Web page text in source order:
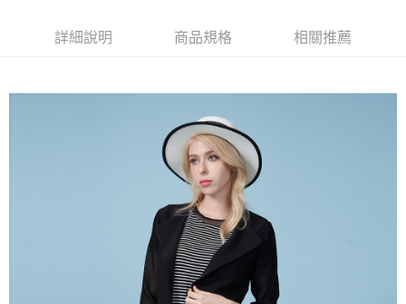
玉山商業銀行
星展（台灣）商業銀行
台新國際商業銀行
中國信託商業銀行
Google Pay
1.本服務由台灣大哥大提供，台灣大哥大用戶可立即使用無須另外申請。
2.付款方式選擇「大哥付你分期」，訂單成立後會自動跳轉到大哥付的交易
流程，驗證手機門號後，選擇欲分期的期數、繳款截止日，確認付款後即完
3.實際核准額度、可分期數及費用金額請依後續交易確認頁面所載為準。
4.訂單成立30分鐘內，如未前往確認交易或遇審核未通過，訂單將自動取
消。如遇「轉專審核」未通過狀況，表示未達大哥付你分期系統評分，恕無
1.分期款項不併入電信帳單，「大哥付你分期」於每月結算日後寄送繳費提
AFTEE先享後付是「在收到商品之後才付款」的支付方式。 讓您購物簡單
１．簡單：不需註冊會員、不需綁卡、不需儲值。
２．便利：只要手機號碼，簡訊認證，即可結帳。
３．安心：先確認商品／服務後，再付款。
【「AFTEE先享後付」結帳流程】
每筆NT$120，滿NT$2,000(含以上)免運費
詳細說明 商品規格 相關推薦